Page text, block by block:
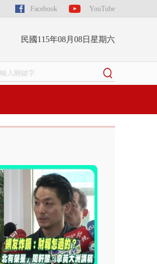
Facebook YouTube
民國115年08月08日星期六